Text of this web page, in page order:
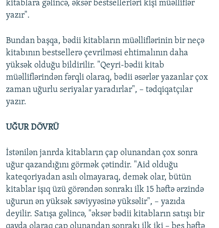
kitablara gəlincə, əksər bestsellerləri kişi müəlliflər
yazır".
Bundan başqa, bədii kitabların müəlliflərinin bir neçə
kitabının bestsellerə çevrilməsi ehtimalının daha
yüksək olduğu bildirilir. "Qeyri-bədii kitab
müəlliflərindən fərqli olaraq, bədii əsərlər yazanlar çox
zaman uğurlu seriyalar yaradırlar", – tədqiqatçılar
yazır.
UĞUR DÖVRÜ
İstənilən janrda kitabların çap olunandan çox sonra
uğur qazandığını görmək çətindir. "Aid olduğu
kateqoriyadan asılı olmayaraq, demək olar, bütün
kitablar işıq üzü görəndən sonrakı ilk 15 həftə ərzində
uğurun ən yüksək səviyyəsinə yüksəlir", – yazıda
deyilir. Satışa gəlincə, "əksər bədii kitabların satışı bir